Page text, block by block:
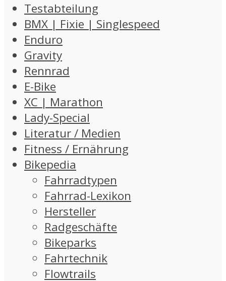
Testabteilung
BMX | Fixie | Singlespeed
Enduro
Gravity
Rennrad
E-Bike
XC | Marathon
Lady-Special
Literatur / Medien
Fitness / Ernährung
Bikepedia
Fahrradtypen
Fahrrad-Lexikon
Hersteller
Radgeschäfte
Bikeparks
Fahrtechnik
Flowtrails